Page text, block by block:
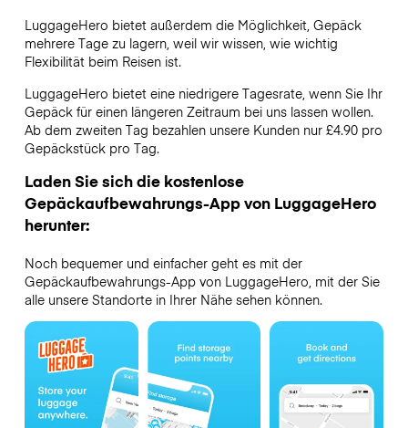
LuggageHero bietet außerdem die Möglichkeit, Gepäck
mehrere Tage zu lagern, weil wir wissen, wie wichtig
Flexibilität beim Reisen ist.
LuggageHero bietet eine niedrigere Tagesrate, wenn Sie Ihr
Gepäck für einen längeren Zeitraum bei uns lassen wollen.
Ab dem zweiten Tag bezahlen unsere Kunden nur £4.90 pro
Gepäckstück pro Tag.
Laden Sie sich die kostenlose
Gepäckaufbewahrungs-App von LuggageHero
herunter:
Noch bequemer und einfacher geht es mit der
Gepäckaufbewahrungs-App von LuggageHero, mit der Sie
alle unsere Standorte in Ihrer Nähe sehen können.